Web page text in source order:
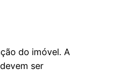
do imóvel. A
ser